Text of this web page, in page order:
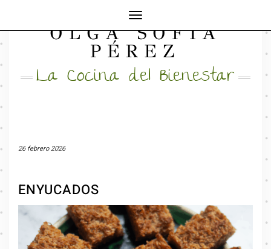
FACEBOOK
INSTAGRAM
MAIL
OLGA SOFÍA
PÉREZ
La Cocina del Bienestar
Cambiar
modo
de
navegación
26 febrero 2026
ENYUCADOS